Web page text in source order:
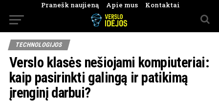
Pranešk naujieną Apie mus Kontaktai
TECHNOLOGIJOS
Verslo klasės nešiojami kompiuteriai:
kaip pasirinkti galingą ir patikimą
įrenginį darbui?